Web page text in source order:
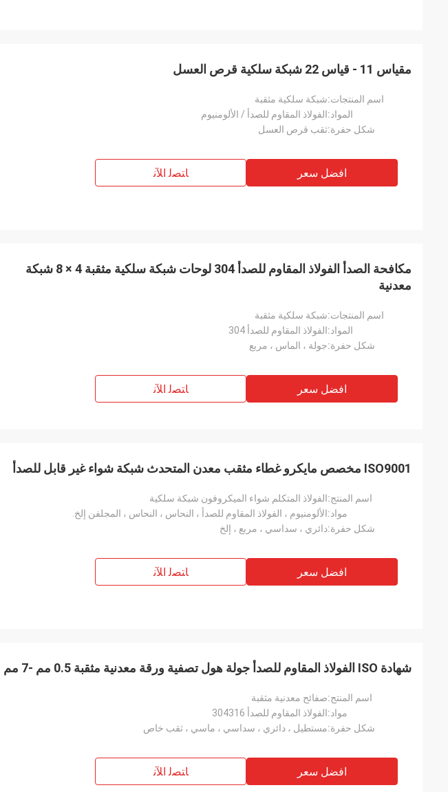
مقياس 11 - قياس 22 شبكة سلكية قرص العسل
اسم المنتجات:شبكة سلكية مثقبة
المواد:الفولاذ المقاوم للصدأ / الألومنيوم
شكل حفرة:ثقب قرص العسل
افضل سعر ﺎﺘﺼﻟ ﺍﻶﻧ
مكافحة الصدأ الفولاذ المقاوم للصدأ 304 لوحات شبكة سلكية مثقبة 4 × 8 شبكة
معدنية
اسم المنتجات:شبكة سلكية مثقبة
المواد:الفولاذ المقاوم للصدأ 304
شكل حفرة:جولة ، الماس ، مربع
افضل سعر ﺎﺘﺼﻟ ﺍﻶﻧ
ISO9001 مخصص مايكرو غطاء مثقب معدن المتحدث شبكة شواء غير قابل للصدأ
اسم المنتج:الفولاذ المتكلم شواء الميكروفون شبكة سلكية
مواد:الألومنيوم ، الفولاذ المقاوم للصدأ ، النحاس ، النحاس ، المجلفن إلخ.
شكل حفرة:دائري ، سداسي ، مربع ، إلخ
افضل سعر ﺎﺘﺼﻟ ﺍﻶﻧ
شهادة ISO الفولاذ المقاوم للصدأ جولة هول تصفية ورقة معدنية مثقبة 0.5 مم -7 مم
اسم المنتج:صفائح معدنية مثقبة
مواد:الفولاذ المقاوم للصدأ 304316
شكل حفرة:مستطيل ، دائري ، سداسي ، ماسي ، ثقب خاص
افضل سعر ﺎﺘﺼﻟ ﺍﻶﻧ